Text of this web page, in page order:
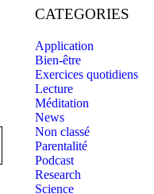
CATEGORIES
Application
Bien-être
Exercices quotidiens
Lecture
Méditation
News
Non classé
Parentalité
Podcast
Research
Science